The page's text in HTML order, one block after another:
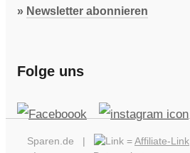
» Newsletter abonnieren
Folge uns
Sparen.de |
=Affiliate-Link